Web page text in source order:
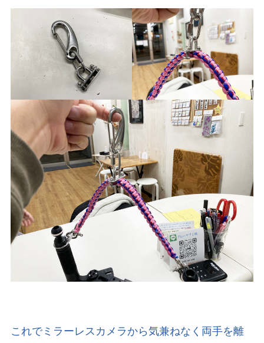
これでミラーレスカメラから気兼ねなく両手を離